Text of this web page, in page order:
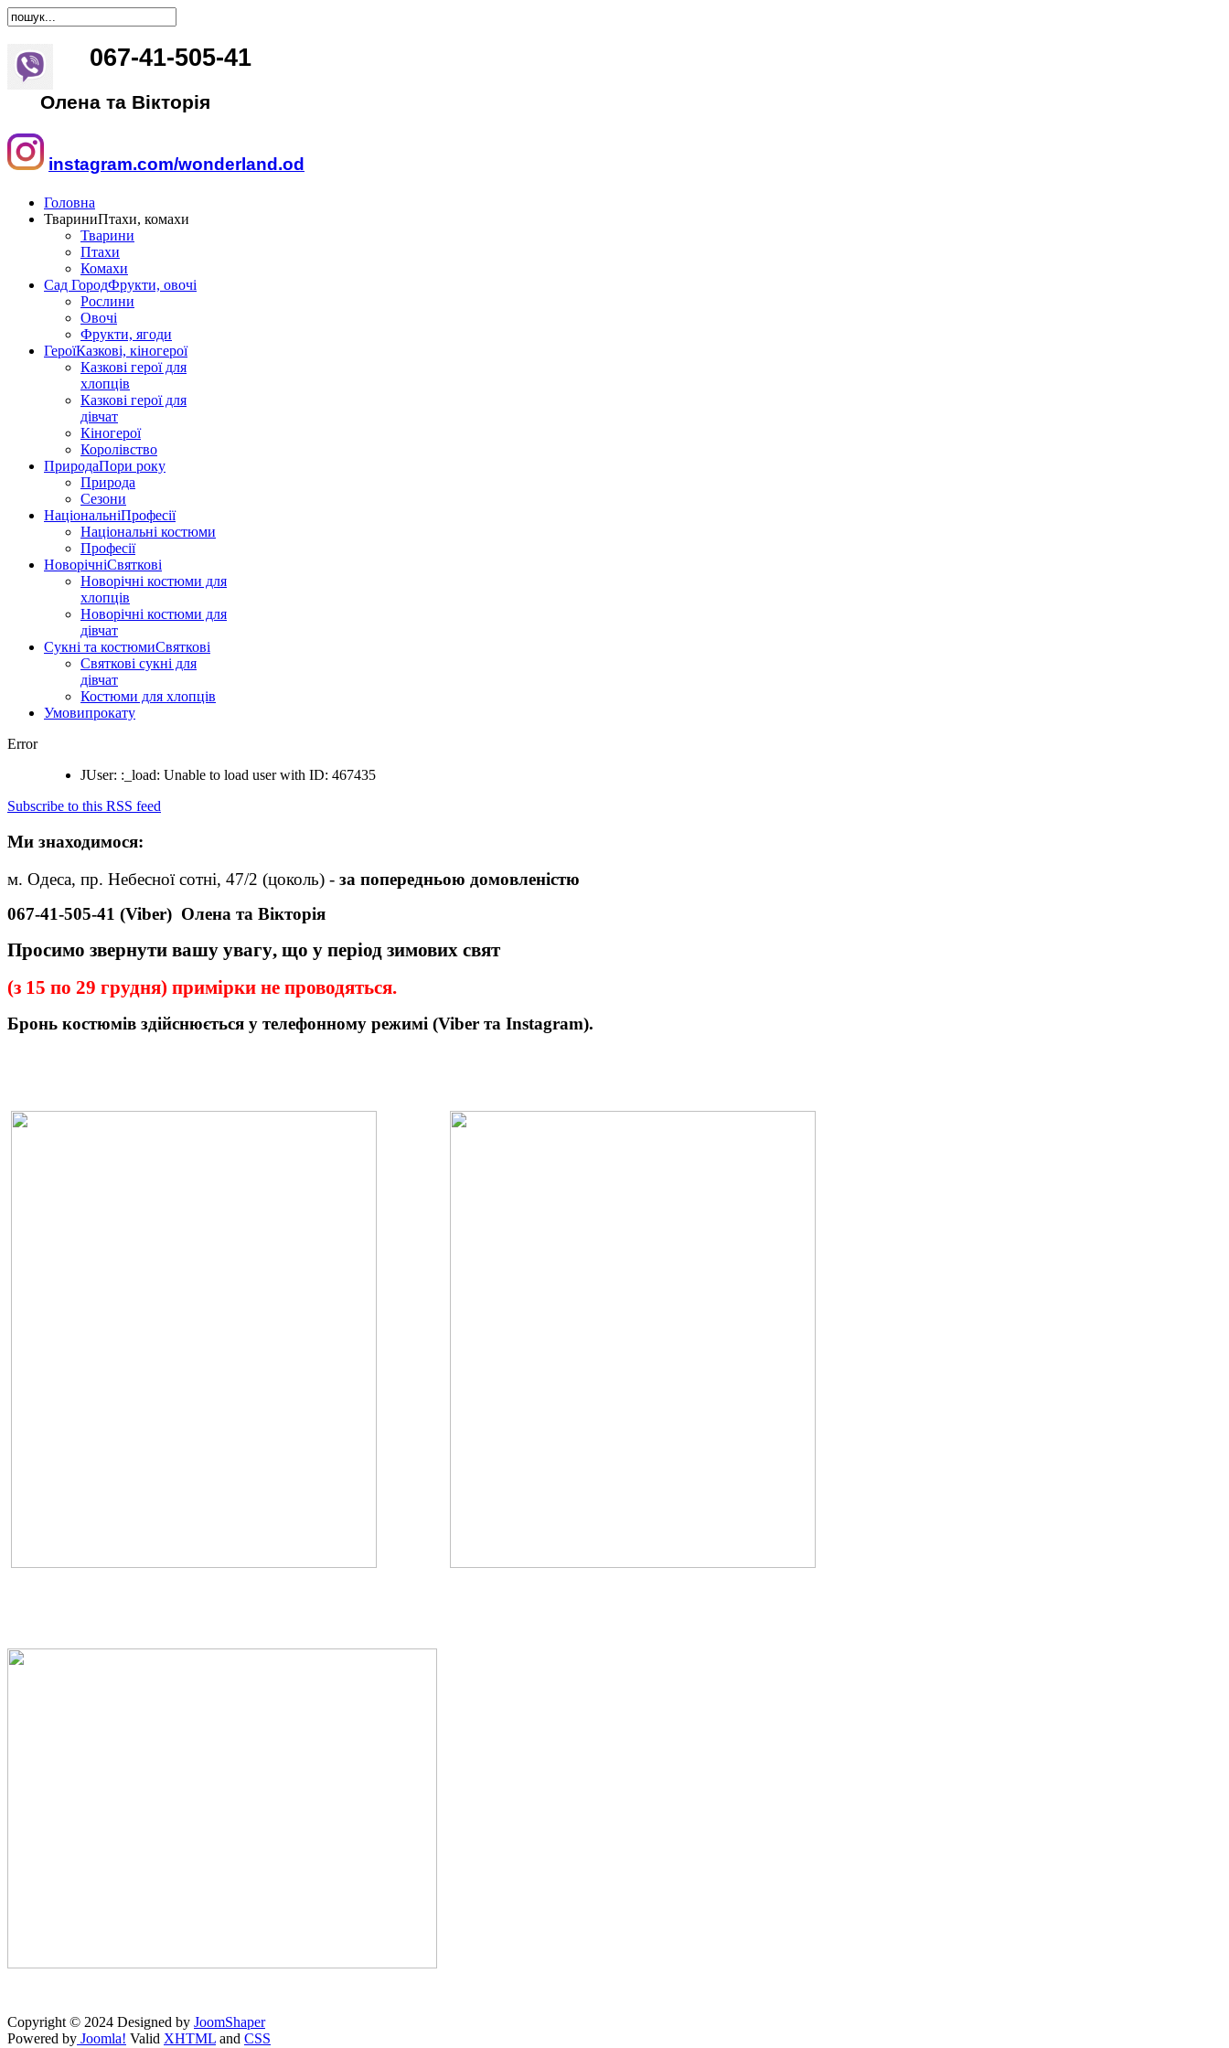
067-41-505-41
Олена та Вікторія
instagram.com/wonderland.od
Головна
ТвариниПтахи, комахи
Тварини
Птахи
Комахи
Сад ГородФрукти, овочі
Рослини
Овочі
Фрукти, ягоди
ГероїКазкові, кіногерої
Казкові герої для
хлопців
Казкові герої для
дівчат
Кіногерої
Королівство
ПриродаПори року
Природа
Сезони
НаціональніПрофесії
Національні костюми
Професії
НоворічніСвяткові
Новорічні костюми для
хлопців
Новорічні костюми для
дівчат
Сукні та костюмиСвяткові
Святкові сукні для
дівчат
Костюми для хлопців
Умовипрокату
Error
JUser: :_load: Unable to load user with ID: 467435
Subscribe to this RSS feed
Ми знаходимося:
м. Одеса, пр. Небесної сотні, 47/2 (цоколь) - за попередньою домовленістю
067-41-505-41 (Viber) Олена та Вікторія
Просимо звернути вашу увагу, що у період зимових свят
(з 15 по 29 грудня) примірки не проводяться.
Бронь костюмів здійснюється у телефонному режимі (Viber та Instagram).
Copyright © 2024 Designed by JoomShaper
Powered by Joomla! Valid XHTML and CSS